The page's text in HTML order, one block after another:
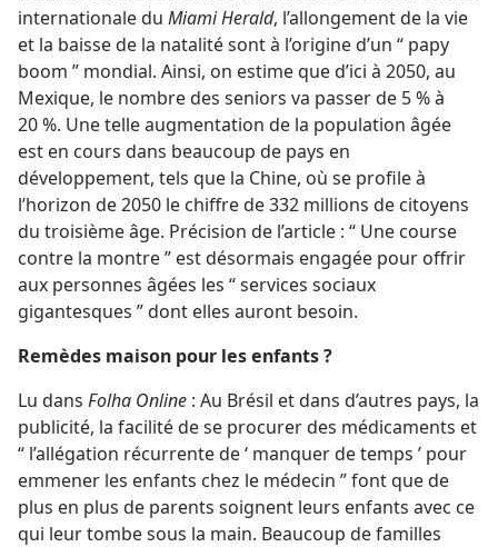
internationale du Miami Herald, l’allongement de la vie
et la baisse de la natalité sont à l’origine d’un “ papy
boom ” mondial. Ainsi, on estime que d’ici à 2050, au
Mexique, le nombre des seniors va passer de 5 % à
20 %. Une telle augmentation de la population âgée
est en cours dans beaucoup de pays en
développement, tels que la Chine, où se profile à
l’horizon de 2050 le chiffre de 332 millions de citoyens
du troisième âge. Précision de l’article : “ Une course
contre la montre ” est désormais engagée pour offrir
aux personnes âgées les “ services sociaux
gigantesques ” dont elles auront besoin.
Remèdes maison pour les enfants ?
Lu dans Folha Online : Au Brésil et dans d’autres pays, la
publicité, la facilité de se procurer des médicaments et
“ l’allégation récurrente de ‘ manquer de temps ’ pour
emmener les enfants chez le médecin ” font que de
plus en plus de parents soignent leurs enfants avec ce
qui leur tombe sous la main. Beaucoup de familles